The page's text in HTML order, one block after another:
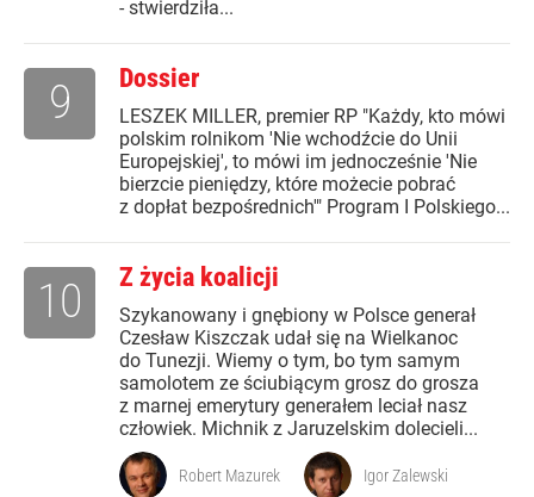
- stwierdziła...
Dossier
LESZEK MILLER, premier RP "Każdy, kto mówi
polskim rolnikom 'Nie wchodźcie do Unii
Europejskiej', to mówi im jednocześnie 'Nie
bierzcie pieniędzy, które możecie pobrać
z dopłat bezpośrednich'" Program I Polskiego...
9
Z życia koalicji
Szykanowany i gnębiony w Polsce generał
Czesław Kiszczak udał się na Wielkanoc
do Tunezji. Wiemy o tym, bo tym samym
samolotem ze ściubiącym grosz do grosza
z marnej emerytury generałem leciał nasz
człowiek. Michnik z Jaruzelskim dolecieli...
10
Robert Mazurek Igor Zalewski